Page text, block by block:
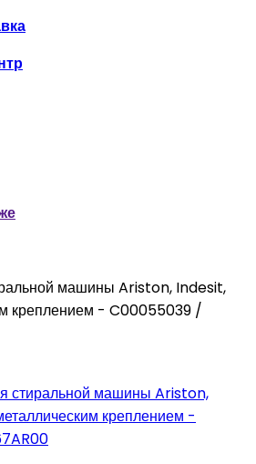
машины Ariston, Indesit,
креплением - C00055039 /
стиральной машины Ariston,
креплением -